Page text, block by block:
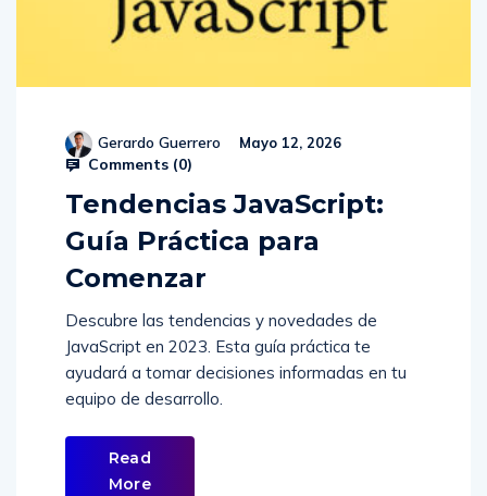
Gerardo Guerrero Mayo 12, 2026
Comments (0)
Tendencias JavaScript:
Guía Práctica para
Comenzar
Descubre las tendencias y novedades de
JavaScript en 2023. Esta guía práctica te
ayudará a tomar decisiones informadas en tu
equipo de desarrollo.
Read
More